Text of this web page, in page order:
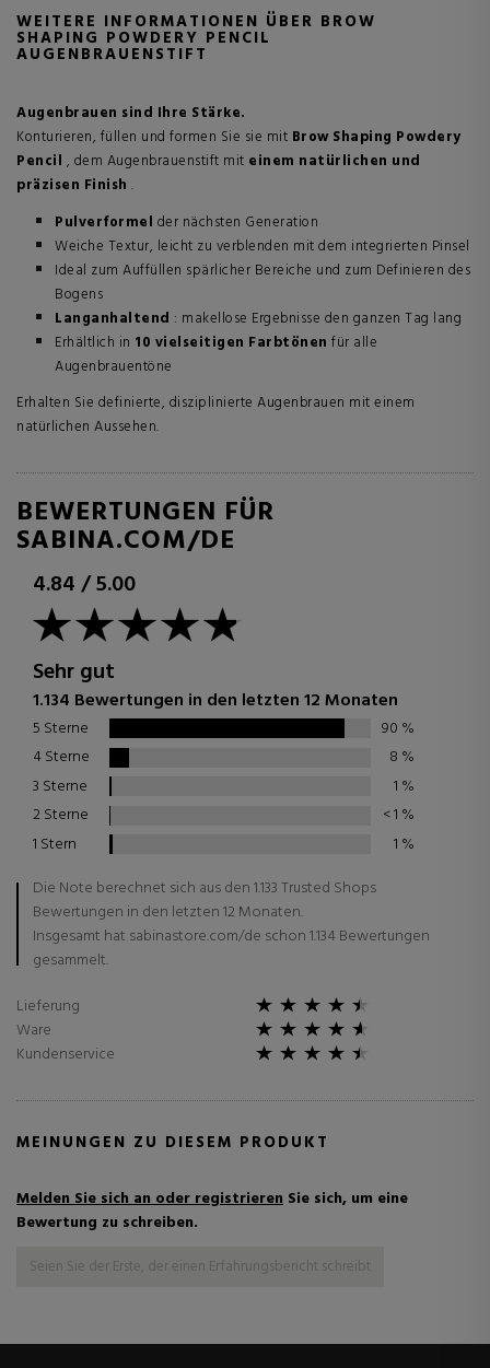
WEITERE INFORMATIONEN ÜBER BROW
SHAPING POWDERY PENCIL
AUGENBRAUENSTIFT
Augenbrauen sind Ihre Stärke.
Konturieren, füllen und formen Sie sie mit Brow Shaping Powdery
Pencil , dem Augenbrauenstift mit einem natürlichen und
präzisen Finish .
Pulverformel der nächsten Generation
Weiche Textur, leicht zu verblenden mit dem integrierten Pinsel
Ideal zum Auffüllen spärlicher Bereiche und zum Definieren des
Bogens
Langanhaltend : makellose Ergebnisse den ganzen Tag lang
Erhältlich in 10 vielseitigen Farbtönen für alle
Augenbrauentöne
Erhalten Sie definierte, disziplinierte Augenbrauen mit einem
natürlichen Aussehen.
BEWERTUNGEN FÜR
SABINA.COM/DE
4.84/5.00
Sehr gut
1.134 Bewertungen in den letzten 12 Monaten
5 Sterne 90 %
4 Sterne
8 %
3 Sterne
1 %
2 Sterne
< 1 %
1 Stern
1 %
Die Note berechnet sich aus den 1.133 Trusted Shops
Bewertungen in den letzten 12 Monaten.
Insgesamt hat sabinastore.com/de schon 1.134 Bewertungen
gesammelt.
Lieferung
Ware
Kundenservice
MEINUNGEN ZU DIESEM PRODUKT
Melden Sie sich an oder registrieren Sie sich, um eine
Bewertung zu schreiben.
Seien Sie der Erste, der einen Erfahrungsbericht schreibt